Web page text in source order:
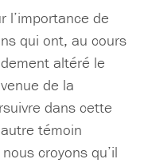
l’importance de
qui ont, au cours
altéré le
de la
dans cette
témoin
croyons qu’il